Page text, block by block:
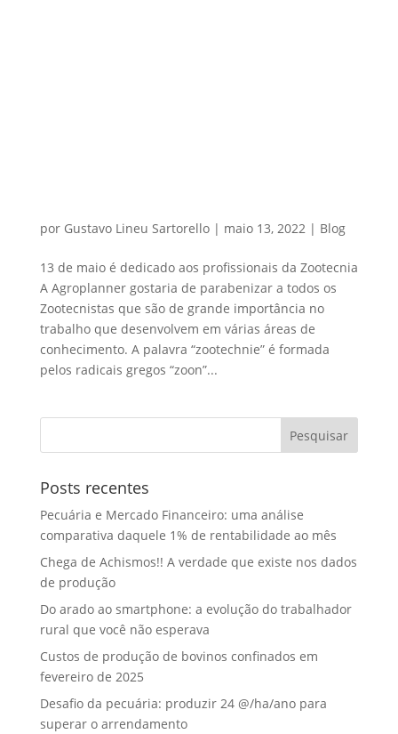
por Gustavo Lineu Sartorello| maio 13, 2022| Blog
13 de maio é dedicado aos profissionais da Zootecnia
A Agroplanner gostaria de parabenizar a todos os
Zootecnistas que são de grande importância no
trabalho que desenvolvem em várias áreas de
conhecimento. A palavra “zootechnie” é formada
pelos radicais gregos “zoon”...
Posts recentes
Pecuária e Mercado Financeiro: uma análise
comparativa daquele 1% de rentabilidade ao mês
Chega de Achismos!! A verdade que existe nos dados
de produção
Do arado ao smartphone: a evolução do trabalhador
rural que você não esperava
Custos de produção de bovinos confinados em
fevereiro de 2025
Desafio da pecuária: produzir 24 @/ha/ano para
superar o arrendamento